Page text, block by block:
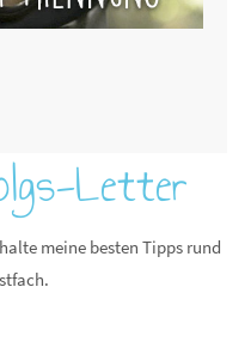
Letter
meine besten Tipps rund